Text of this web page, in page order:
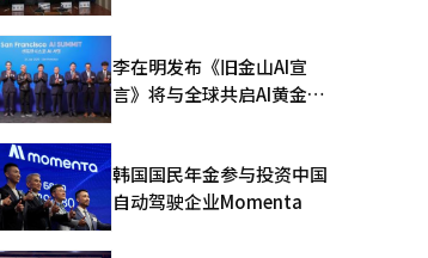
李在明发布《旧金山AI宣
言》将与全球共启AI黄金时
韩国国民年金参与投资中国
自动驾驶企业Momenta